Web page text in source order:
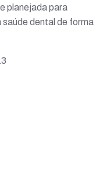
planejada para
saúde dental de forma